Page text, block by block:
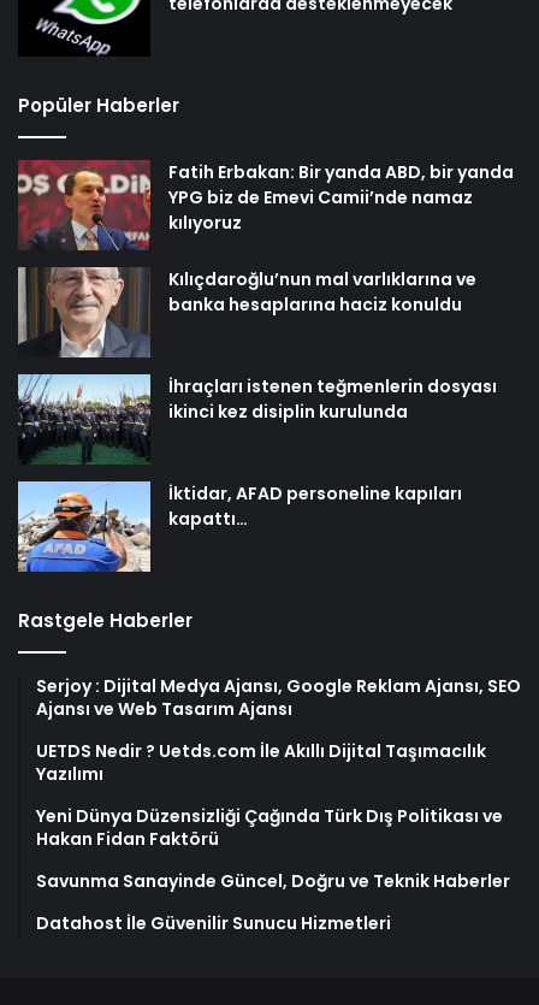
Popüler Haberler
Fatih Erbakan: Bir yanda ABD, bir yanda
YPG biz de Emevi Camii’nde namaz
kılıyoruz
Kılıçdaroğlu’nun mal varlıklarına ve
banka hesaplarına haciz konuldu
İhraçları istenen teğmenlerin dosyası
ikinci kez disiplin kurulunda
İktidar, AFAD personeline kapıları
kapattı…
Rastgele Haberler
Serjoy : Dijital Medya Ajansı, Google Reklam Ajansı, SEO
Ajansı ve Web Tasarım Ajansı
UETDS Nedir ? Uetds.com İle Akıllı Dijital Taşımacılık
Yazılımı
Yeni Dünya Düzensizliği Çağında Türk Dış Politikası ve
Hakan Fidan Faktörü
Savunma Sanayinde Güncel, Doğru ve Teknik Haberler
Datahost İle Güvenilir Sunucu Hizmetleri